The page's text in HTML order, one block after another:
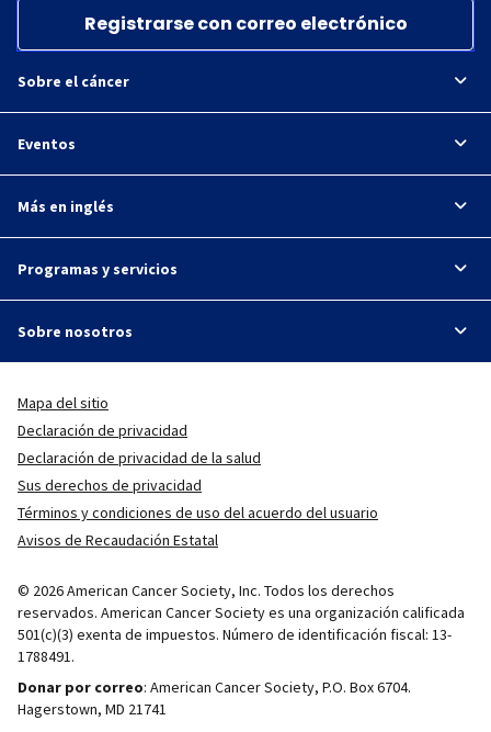
Registrarse con correo electrónico
Sobre el cáncer
Eventos
Más en inglés
Programas y servicios
Sobre nosotros
Mapa del sitio
Declaración de privacidad
Declaración de privacidad de la salud
Sus derechos de privacidad
Términos y condiciones de uso del acuerdo del usuario
Avisos de Recaudación Estatal
© 2026 American Cancer Society, Inc. Todos los derechos
reservados. American Cancer Society es una organización calificada
501(c)(3) exenta de impuestos. Número de identificación fiscal: 13-
1788491.
Donar por correo: American Cancer Society, P.O. Box 6704.
Hagerstown, MD 21741